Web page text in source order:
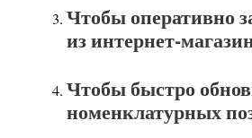
Чтобы оперативно
из интернет-
Чтобы быстро
номенклатурных